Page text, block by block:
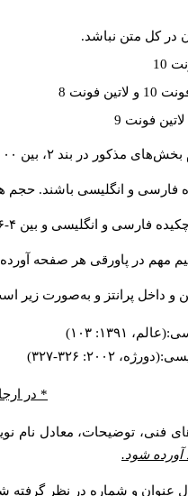
در كل متن نباشد.
10
فونت 8
۲، بین ۶۰۰۰ تا ۸۰۰۰کلمه باشد.
باشند. حجم هر دو چکیده کمتر از ۲۰۰
و انگلیسی و بین ۴-۶ کلمه نوشته شود.
مهم در پاورقی هر صفحه
و داخل پرانتز و به‌صورت زیر
۱۳۹۱: ۱۰۳)
۲۰۰۲: ۳۲۶-۳۲۷)
* در
فنی، توضیحات، معادل نام
آورده شود.
عنوان و شماره در نظر گرفته